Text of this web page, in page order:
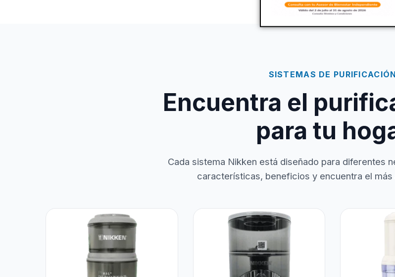
SISTEMAS DE PURIFICACIÓN
Encuentra el
para tu
Cada sistema Nikken está diseñado para diferentes
características, beneficios y encuentra el más